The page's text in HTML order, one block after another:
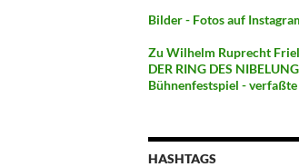
Bilder - Fotos auf
Zu Wilhelm Ruprecht
DER RING DES
Bühnenfestspiel -
HASHTAGS